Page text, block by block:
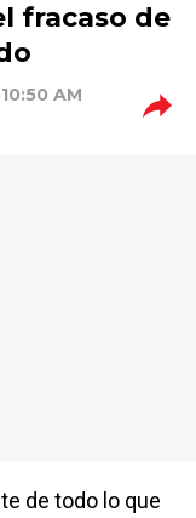
fracaso de
AM
de todo lo que